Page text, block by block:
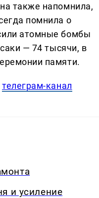
также напомнила,
помнила о
атомные бомбы
— 74 тысячи, в
памяти.
телеграм-канал
и усиление